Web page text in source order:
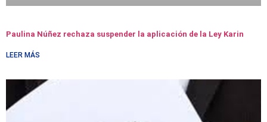
Paulina Núñez rechaza suspender la aplicación de la Ley Karin
LEER MÁS